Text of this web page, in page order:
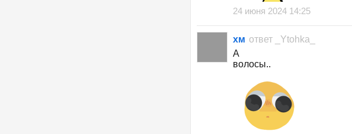
24 июня 2024 14:25
хм ответ
_Ytohka_
А
волосы..